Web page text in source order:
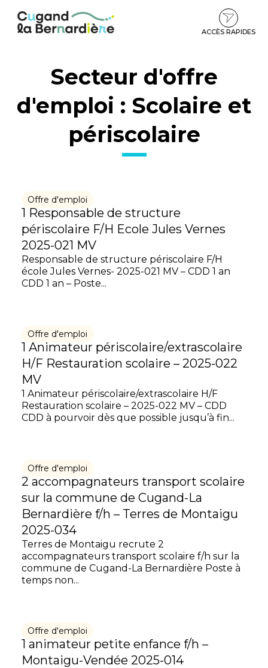
contenu
pied
ACCÈS RAPIDES
Secteur d'offre
d'emploi : Scolaire et
périscolaire
Offre d'emploi
1 Responsable de structure
périscolaire F/H Ecole Jules Vernes
2025-021 MV
Responsable de structure périscolaire F/H
école Jules Vernes- 2025-021 MV – CDD 1 an
CDD 1 an – Poste...
Offre d'emploi
1 Animateur périscolaire/extrascolaire
H/F Restauration scolaire – 2025-022
MV
1 Animateur périscolaire/extrascolaire H/F
Restauration scolaire – 2025-022 MV – CDD
CDD à pourvoir dès que possible jusqu’à fin...
Offre d'emploi
2 accompagnateurs transport scolaire
sur la commune de Cugand-La
Bernardière f/h – Terres de Montaigu
2025-034
Terres de Montaigu recrute 2
accompagnateurs transport scolaire f/h sur la
commune de Cugand-La Bernardière Poste à
temps non...
Offre d'emploi
1 animateur petite enfance f/h –
Montaigu-Vendée 2025-014